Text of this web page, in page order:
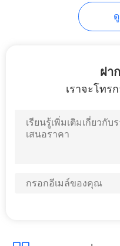
แผ่นมา
กาวตนเอง
ฝา
เราจะโทร